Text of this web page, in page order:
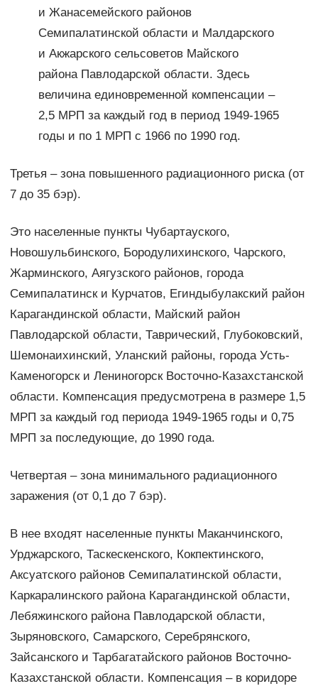
и Жанасемейского районов
Семипалатинской области и Малдарского
и Акжарского сельсоветов Майского
района Павлодарской области. Здесь
величина единовременной компенсации –
2,5 МРП за каждый год в период 1949-1965
годы и по 1 МРП с 1966 по 1990 год.
Третья – зона повышенного радиационного риска (от
7 до 35 бэр).
Это населенные пункты Чубартауского,
Новошульбинского, Бородулихинского, Чарского,
Жарминского, Аягузского районов, города
Семипалатинск и Курчатов, Егиндыбулакский район
Карагандинской области, Майский район
Павлодарской области, Таврический, Глубоковский,
Шемонаихинский, Уланский районы, города Усть-
Каменогорск и Лениногорск Восточно-Казахстанской
области. Компенсация предусмотрена в размере 1,5
МРП за каждый год периода 1949-1965 годы и 0,75
МРП за последующие, до 1990 года.
Четвертая – зона минимального радиационного
заражения (от 0,1 до 7 бэр).
В нее входят населенные пункты Маканчинского,
Урджарского, Таскескенского, Кокпектинского,
Аксуатского районов Семипалатинской области,
Каркаралинского района Карагандинской области,
Лебяжинского района Павлодарской области,
Зыряновского, Самарского, Серебрянского,
Зайсанского и Тарбагатайского районов Восточно-
Казахстанской области. Компенсация – в коридоре